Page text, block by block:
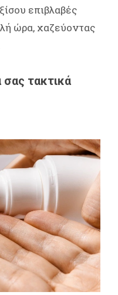
επιβλαβές
ώρα, χαζεύοντας
τακτικά